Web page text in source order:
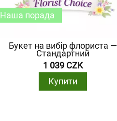
Букет на вибір флориста —
Стандартний
1 039 CZK
Купити
Наша порада